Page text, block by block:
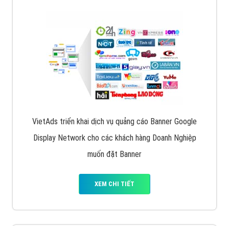
VietAds triển khai dịch vụ quảng cáo Banner Google
Display Network cho các khách hàng Doanh Nghiệp
muốn đặt Banner
XEM CHI TIẾT